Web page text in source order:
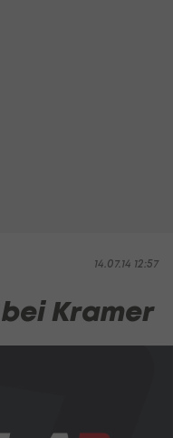
14.07.14 12:57
Kramer